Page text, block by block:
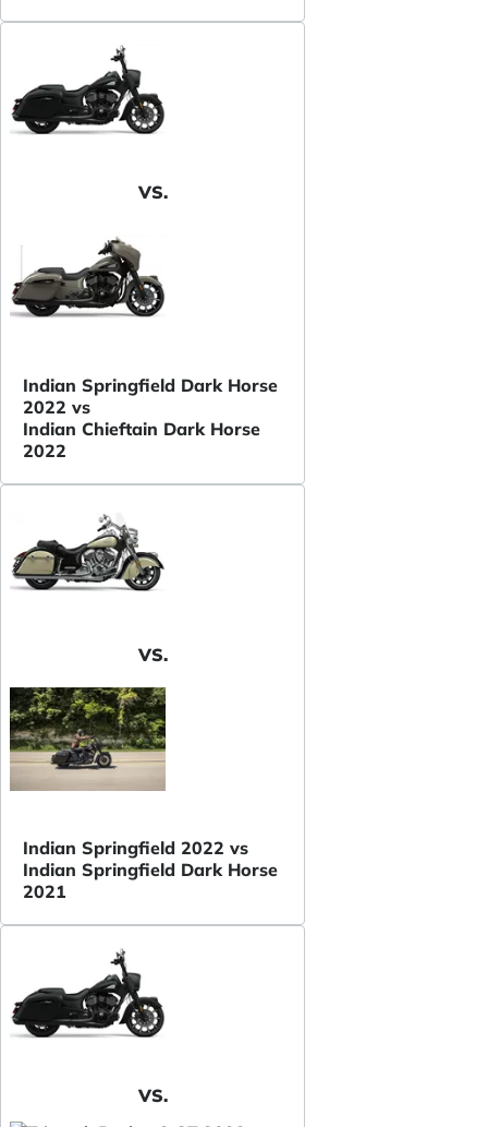
VS.
Indian Springfield Dark Horse
2022 vs
Indian Chieftain Dark Horse
2022
VS.
Indian Springfield 2022 vs
Indian Springfield Dark Horse
2021
VS.